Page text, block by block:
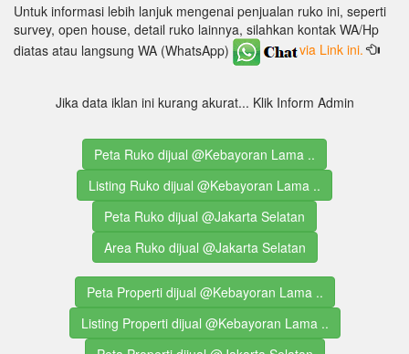
Untuk informasi lebih lanjuk mengenai penjualan ruko ini, seperti
survey, open house, detail ruko lainnya, silahkan kontak WA/Hp
diatas atau langsung WA (WhatsApp)
via Link ini.
Jika data iklan ini kurang akurat... Klik Inform Admin
Peta Ruko dijual @Kebayoran Lama ..
Listing Ruko dijual @Kebayoran Lama ..
Peta Ruko dijual @Jakarta Selatan
Area Ruko dijual @Jakarta Selatan
Peta Properti dijual @Kebayoran Lama ..
Listing Properti dijual @Kebayoran Lama ..